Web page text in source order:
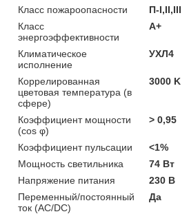
Класс пожароопасности
П-I,II,ІІІ
Класс
энергоэффективности
A+
Климатическое
исполнение
УХЛ4
Коррелированная
цветовая температура (в
сфере)
3000 K
Коэффициент мощности
(cos φ)
> 0,95
Коэффициент пульсации
<1%
Мощность светильника
74 Вт
Напряжение питания
230 В
Переменный/постоянный
ток (AC/DC)
Да